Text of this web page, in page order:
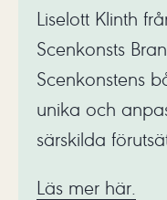
Liselott Klinth
Scenkonsts
Scenkonstens
unika och
särskilda
Läs mer här.